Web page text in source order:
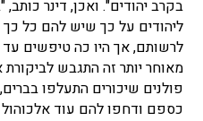
בקרב יהודים". ואכן, דינר כותב,
ליהודים על כך שיש להם כל
לרשותם, אך היו כה טיפשים
מאוחר יותר זה התגבש
פולנים שיכורים התעלפו
כספם ודחפו להם עוד אלכוהול